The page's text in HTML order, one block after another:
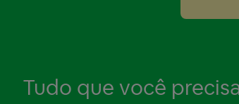
Tudo que você